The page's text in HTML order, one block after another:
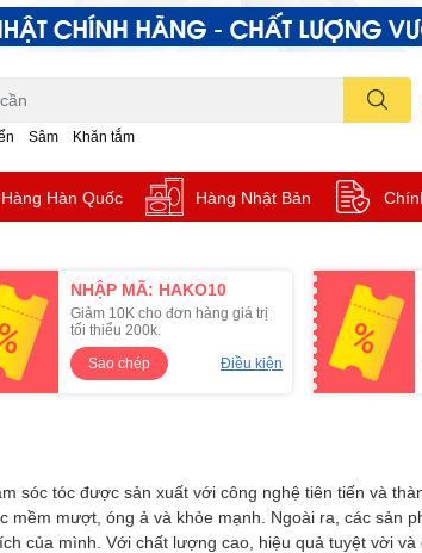
Sâm Khăn tắm
Hàng Hàn Quốc Hàng Nhật Bản
NHẬP MÃ: HAKO10
Giảm 10K cho đơn hàng giá trị
tối thiểu 200k.
Sao chép
Điều kiện
sóc tóc được sản xuất với công nghệ tiên tiến và
mềm mượt, óng ả và khỏe mạnh. Ngoài ra, các sản
của mình. Với chất lượng cao, hiệu quả tuyệt vời